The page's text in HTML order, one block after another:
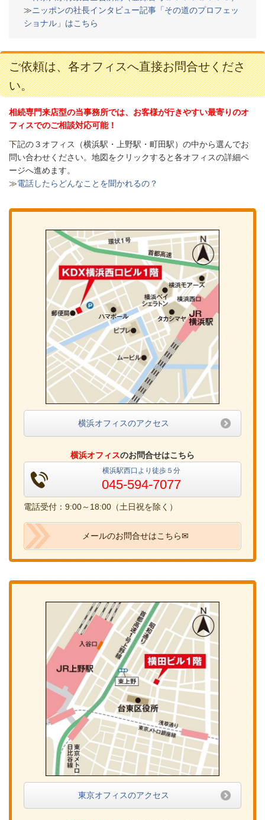
≫ニッポンの社長インタビュー記事「その道のプロフェッ
ショナル」はこちら
ご依頼は、各オフィスへ直接お問合せくださ
い。
相続専門来店型の当事務所では、お客様が行きやすい最寄りのオ
フィスでのご相談対応可能！
下記の３オフィス（横浜駅・上野駅・町田駅）の中から選んでお
問い合わせください。 地図をクリックすると各オフィスの詳細ペ
ージへ進めます。
≫電話したらどんなことを聞かれるの？
横浜オフィスのアクセス
横浜オフィスのお問合せはこちら
横浜駅西口より徒歩５分
045-594-7077
電話受付：9:00～18:00（土日祝を除く）
メールのお問合せはこちら✉
東京オフィスのアクセス